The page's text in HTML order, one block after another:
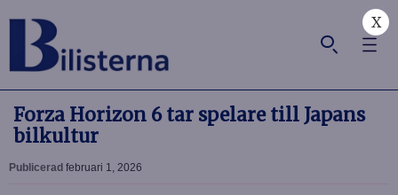
X
Forza Horizon 6 tar spelare till Japans
bilkultur
Publicerad februari 1, 2026